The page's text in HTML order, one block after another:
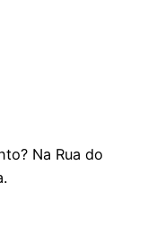
Na Rua do